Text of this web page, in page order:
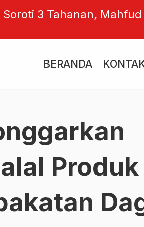
Kursi Legislatif dan
BERANDA
Produk